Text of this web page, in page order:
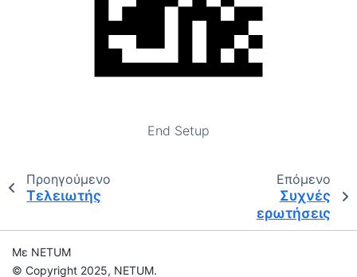
End Setup
Προηγούμενο
Τελειωτής
Επόμενο
Συχνές
ερωτήσεις
Με NETUM
© Copyright 2025, NETUM.